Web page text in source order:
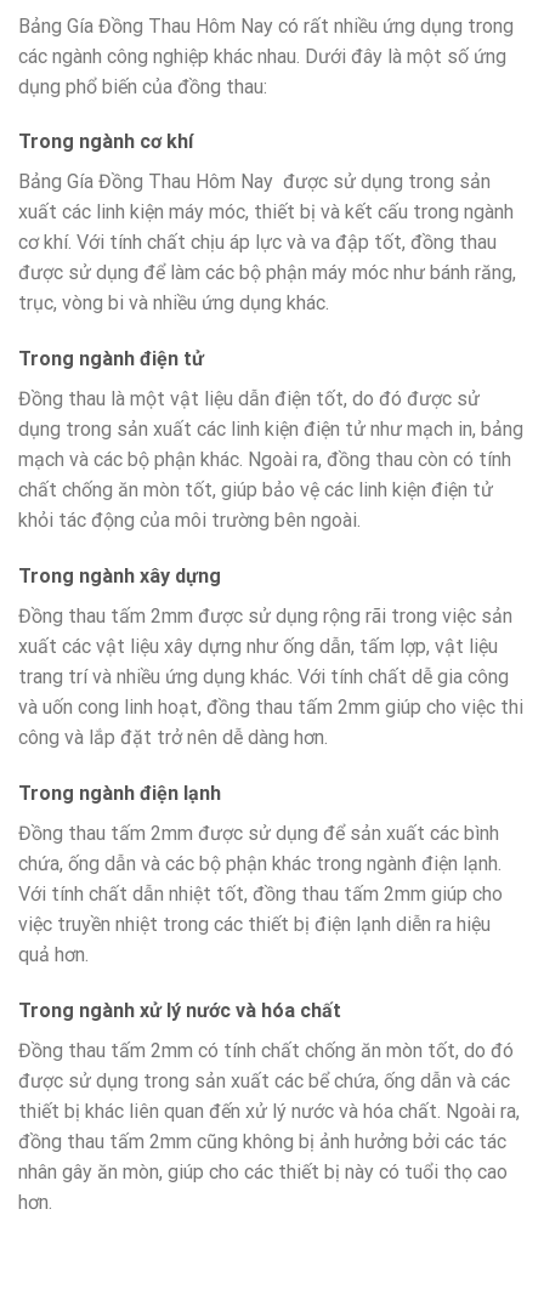
Bảng Gía Đồng Thau Hôm Nay có rất nhiều ứng dụng trong
các ngành công nghiệp khác nhau. Dưới đây là một số ứng
dụng phổ biến của đồng thau:
Trong ngành cơ khí
Bảng Gía Đồng Thau Hôm Nay được sử dụng trong sản
xuất các linh kiện máy móc, thiết bị và kết cấu trong ngành
cơ khí. Với tính chất chịu áp lực và va đập tốt, đồng thau
được sử dụng để làm các bộ phận máy móc như bánh răng,
trục, vòng bi và nhiều ứng dụng khác.
Trong ngành điện tử
Đồng thau là một vật liệu dẫn điện tốt, do đó được sử
dụng trong sản xuất các linh kiện điện tử như mạch in, bảng
mạch và các bộ phận khác. Ngoài ra, đồng thau còn có tính
chất chống ăn mòn tốt, giúp bảo vệ các linh kiện điện tử
khỏi tác động của môi trường bên ngoài.
Trong ngành xây dựng
Đồng thau tấm 2mm được sử dụng rộng rãi trong việc sản
xuất các vật liệu xây dựng như ống dẫn, tấm lợp, vật liệu
trang trí và nhiều ứng dụng khác. Với tính chất dễ gia công
và uốn cong linh hoạt, đồng thau tấm 2mm giúp cho việc thi
công và lắp đặt trở nên dễ dàng hơn.
Trong ngành điện lạnh
Đồng thau tấm 2mm được sử dụng để sản xuất các bình
chứa, ống dẫn và các bộ phận khác trong ngành điện lạnh.
Với tính chất dẫn nhiệt tốt, đồng thau tấm 2mm giúp cho
việc truyền nhiệt trong các thiết bị điện lạnh diễn ra hiệu
quả hơn.
Trong ngành xử lý nước và hóa chất
Đồng thau tấm 2mm có tính chất chống ăn mòn tốt, do đó
được sử dụng trong sản xuất các bể chứa, ống dẫn và các
thiết bị khác liên quan đến xử lý nước và hóa chất. Ngoài ra,
đồng thau tấm 2mm cũng không bị ảnh hưởng bởi các tác
nhân gây ăn mòn, giúp cho các thiết bị này có tuổi thọ cao
hơn.